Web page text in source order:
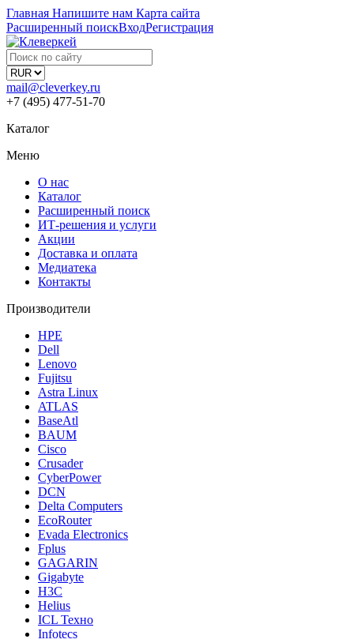
Главная Напишите нам Карта сайта
Расширенный поискВходРегистрация
mail@cleverkey.ru
+7 (495) 477-51-70
Каталог
Меню
О нас
Каталог
Расширенный поиск
ИТ-решения и услуги
Акции
Доставка и оплата
Медиатека
Контакты
Производители
HPE
Dell
Lenovo
Fujitsu
Astra Linux
ATLAS
BaseAtl
BAUM
Cisco
Crusader
CyberPower
DCN
Delta Computers
EcoRouter
Evada Electronics
Fplus
GAGARIN
Gigabyte
H3C
Helius
ICL Техно
Infotecs